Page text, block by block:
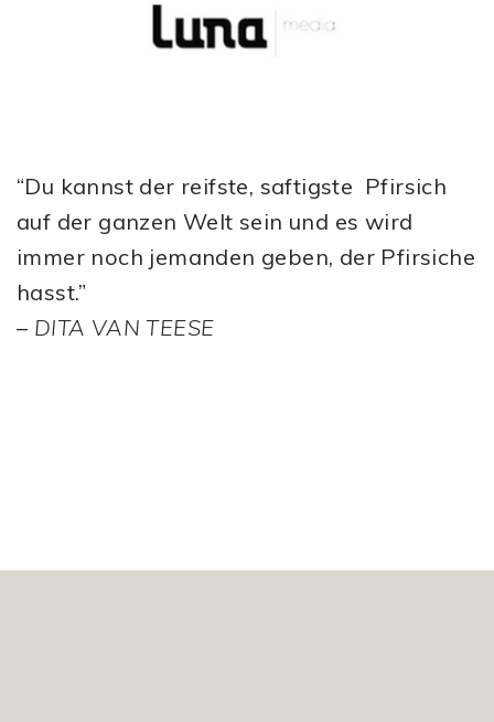
“Du kannst der reifste, saftigste Pfirsich
auf der ganzen Welt sein und es wird
immer noch jemanden geben, der Pfirsiche
hasst.”
– DITA VAN TEESE